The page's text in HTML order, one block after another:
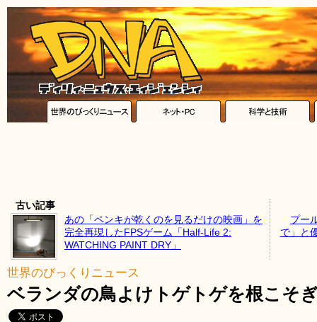
古い記事
あの「ペンキが乾くのを見るだけの映画」を
完全再現したFPSゲーム「Half-Life 2:
WATCHING PAINT DRY」
プー
で」と
世界のびっくりニュース
ベランダの鳥よけトゲトゲを根こそ